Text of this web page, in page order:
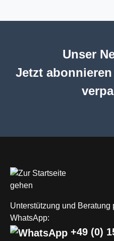
Unser
Jetzt
Unterstützung und Beratung
WhatsApp:
+49 (0)